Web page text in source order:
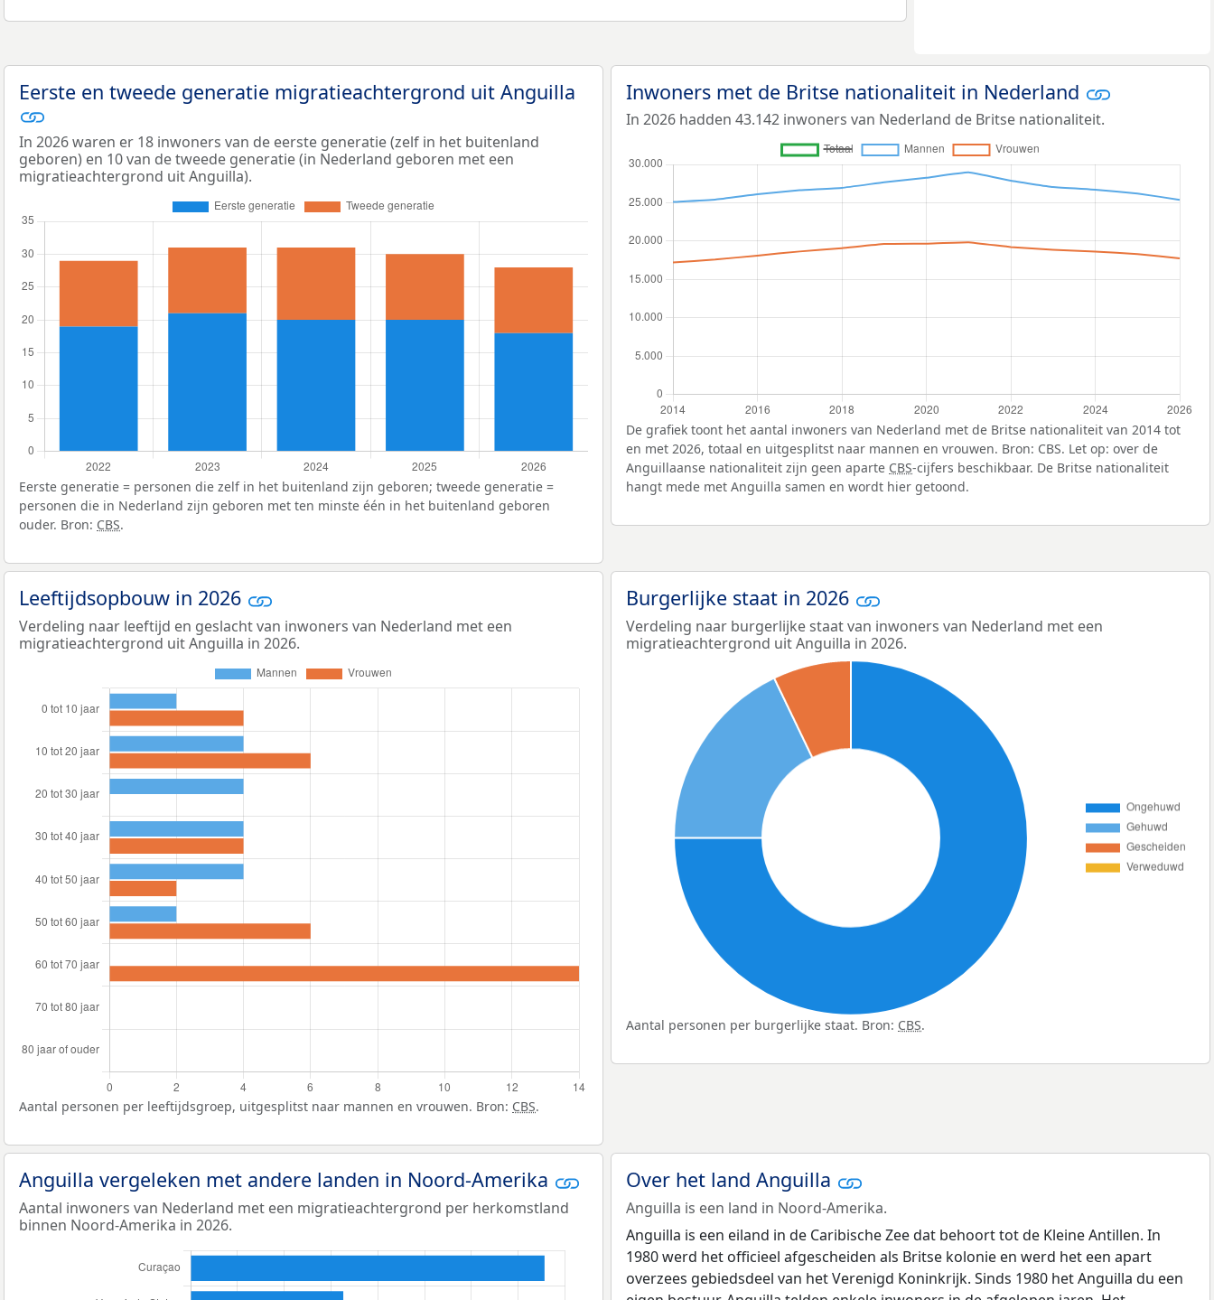
Eerste en tweede generatie migratieachtergrond uit Anguilla
In 2026 waren er 18 inwoners van de eerste generatie (zelf in het buitenland
geboren) en 10 van de tweede generatie (in Nederland geboren met een
migratieachtergrond uit Anguilla).
Eerste generatie = personen die zelf in het buitenland zijn geboren; tweede generatie =
personen die in Nederland zijn geboren met ten minste één in het buitenland geboren
ouder. Bron: CBS.
Inwoners met de Britse nationaliteit in Nederland
In 2026 hadden 43.142 inwoners van Nederland de Britse nationaliteit.
De grafiek toont het aantal inwoners van Nederland met de Britse nationaliteit van 2014 tot
en met 2026, totaal en uitgesplitst naar mannen en vrouwen. Bron: CBS. Let op: over de
Anguillaanse nationaliteit zijn geen aparte CBS-cijfers beschikbaar. De Britse nationaliteit
hangt mede met Anguilla samen en wordt hier getoond.
Leeftijdsopbouw in 2026
Verdeling naar leeftijd en geslacht van inwoners van Nederland met een
migratieachtergrond uit Anguilla in 2026.
Aantal personen per leeftijdsgroep, uitgesplitst naar mannen en vrouwen. Bron: CBS.
Burgerlijke staat in 2026
Verdeling naar burgerlijke staat van inwoners van Nederland met een
migratieachtergrond uit Anguilla in 2026.
Aantal personen per burgerlijke staat. Bron: CBS.
Anguilla vergeleken met andere landen in Noord-Amerika
Aantal inwoners van Nederland met een migratieachtergrond per herkomstland
binnen Noord-Amerika in 2026.
Over het land Anguilla
Anguilla is een land in Noord-Amerika.
Anguilla is een eiland in de Caribische Zee dat behoort tot de Kleine Antillen. In
1980 werd het officieel afgescheiden als Britse kolonie en werd het een apart
overzees gebiedsdeel van het Verenigd Koninkrijk. Sinds 1980 het Anguilla du een